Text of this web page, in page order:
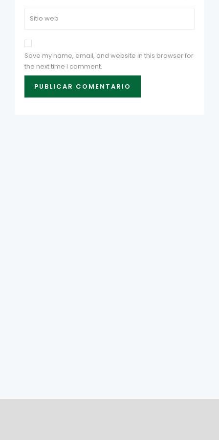
Save my name, email, and website in this browser for
the next time I comment.